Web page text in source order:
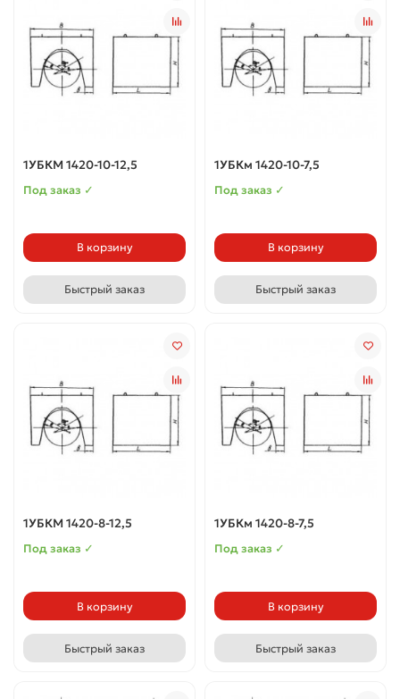
1УБКМ 1420-10-12,5
Под заказ ✓
В корзину
Быстрый заказ
1УБКм 1420-10-7,5
Под заказ ✓
В корзину
Быстрый заказ
1УБКМ 1420-8-12,5
Под заказ ✓
В корзину
Быстрый заказ
1УБКм 1420-8-7,5
Под заказ ✓
В корзину
Быстрый заказ